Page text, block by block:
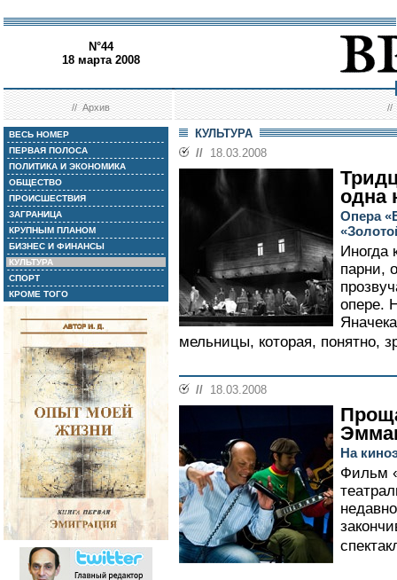
N°44
18 марта 2008
//Архив //
ВЕСЬ НОМЕР
ПЕРВАЯ ПОЛОСА
ПОЛИТИКА И ЭКОНОМИКА
ОБЩЕСТВО
ПРОИСШЕСТВИЯ
ЗАГРАНИЦА
КРУПНЫМ ПЛАНОМ
БИЗНЕС И ФИНАНСЫ
КУЛЬТУРА
СПОРТ
КРОМЕ ТОГО
КУЛЬТУРА
// 18.03.2008
одна
Опера
Иногда
парни,
опере.
мельницы, которая, понятно,
// 18.03.2008
На
Фильм